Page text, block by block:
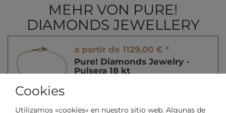
MEHR VON PURE!
DIAMONDS JEWELLERY
a partir de 1129,00 € *
Pure! Diamonds Jewelry -
Pulsera 18 kt
Cookies
Utilizamos «cookies» en nuestro sitio web. Algunas de